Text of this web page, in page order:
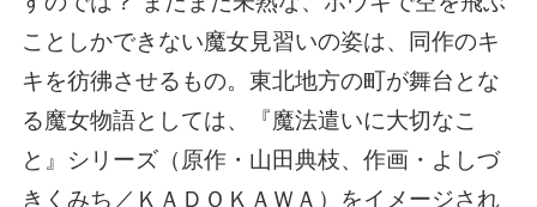
ことしかできない魔女見習いの姿は、同作のキ
キを彷彿させるもの。東北地方の町が舞台とな
る魔女物語としては、『魔法遣いに大切なこ
と』シリーズ（原作・山田典枝、作画・よしづ
きくみち／ＫＡＤＯＫＡＷＡ）をイメージされ